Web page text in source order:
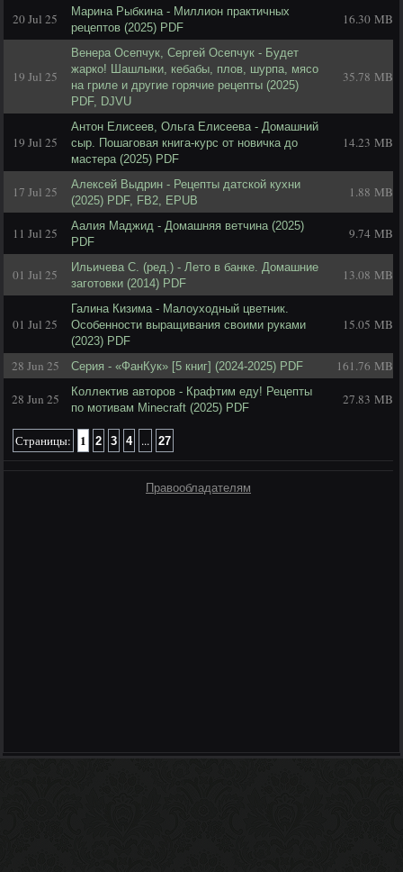
20 Jul 25
Марина Рыбкина - Миллион практичных
рецептов (2025) PDF
16.30 MB
19 Jul 25
Венера Осепчук, Сергей Осепчук - Будет
жарко! Шашлыки, кебабы, плов, шурпа, мясо
на гриле и другие горячие рецепты (2025)
PDF, DJVU
35.78 MB
19 Jul 25
Антон Елисеев, Ольга Елисеева - Домашний
сыр. Пошаговая книга-курс от новичка до
мастера (2025) PDF
14.23 MB
17 Jul 25
Алексей Выдрин - Рецепты датской кухни
(2025) PDF, FB2, EPUB
1.88 MB
11 Jul 25
Аалия Маджид - Домашняя ветчина (2025)
PDF
9.74 MB
01 Jul 25
Ильичева С. (ред.) - Лето в банке. Домашние
заготовки (2014) PDF
13.08 MB
01 Jul 25
Галина Кизима - Малоуходный цветник.
Особенности выращивания своими руками
(2023) PDF
15.05 MB
28 Jun 25 Серия - «ФанКук» [5 книг] (2024-2025) PDF 161.76 MB
28 Jun 25
Коллектив авторов - Крафтим еду! Рецепты
по мотивам Minecraft (2025) PDF
27.83 MB
Страницы: 1 2 3 4 ... 27
Правообладателям